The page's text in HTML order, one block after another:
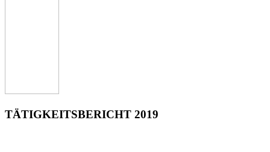
TÄTIGKEITSBERICHT 2019